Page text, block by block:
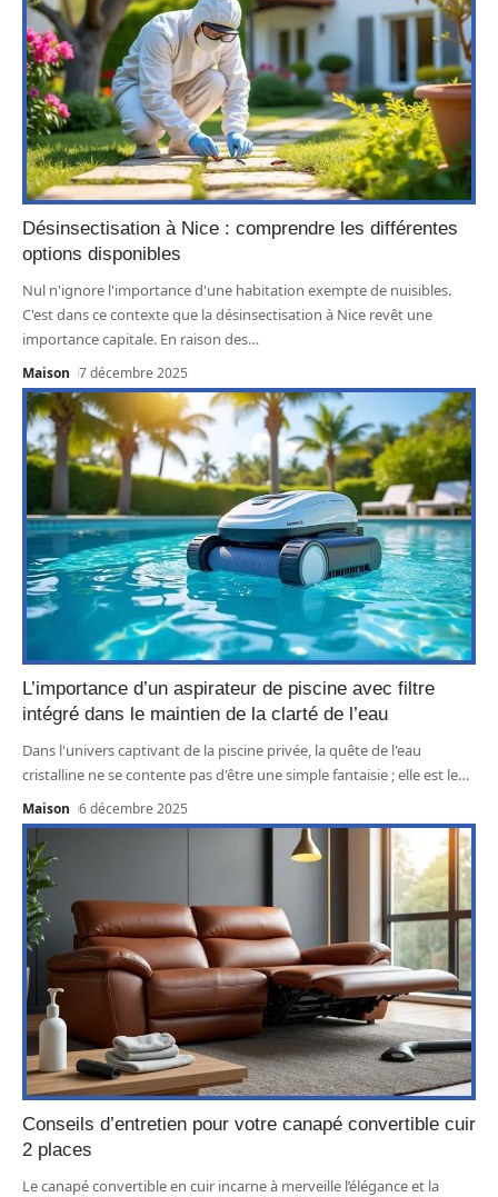
Désinsectisation à Nice : comprendre les différentes
options disponibles
Nul n'ignore l'importance d'une habitation exempte de nuisibles.
C'est dans ce contexte que la désinsectisation à Nice revêt une
importance capitale. En raison des…
Maison 7 décembre 2025
L’importance d’un aspirateur de piscine avec filtre
intégré dans le maintien de la clarté de l’eau
Dans l'univers captivant de la piscine privée, la quête de l'eau
cristalline ne se contente pas d'être une simple fantaisie ; elle est le…
Maison 6 décembre 2025
Conseils d’entretien pour votre canapé convertible cuir
2 places
Le canapé convertible en cuir incarne à merveille l’élégance et la